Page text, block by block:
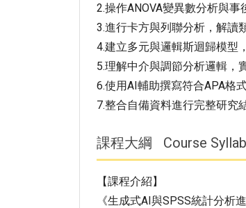
2.操作ANOVA變異數分析與
3.進行卡方與列聯分析，解讀
4.建立多元與邏輯斯迴歸模型
5.理解中介與調節分析邏輯，
6.使用AI輔助撰寫符合APA格
7.整合自備資料進行完整研究
課程大綱 Course
【課程介紹】
《生成式AI與SPSS統計分